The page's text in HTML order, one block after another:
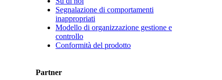
Segnalazione di comportamenti
inappropriati
Modello di organizzazione gestione e
controllo
Conformità del prodotto
Partner